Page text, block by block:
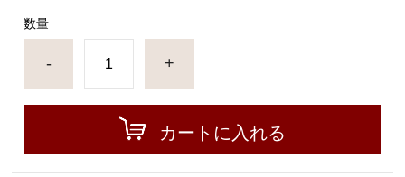
数量
- +
カートに入れる